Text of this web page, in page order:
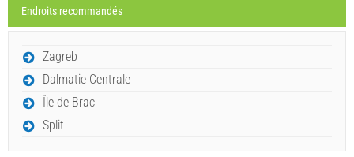
Endroits recommandés
Zagreb
Dalmatie Centrale
Île de Brac
Split